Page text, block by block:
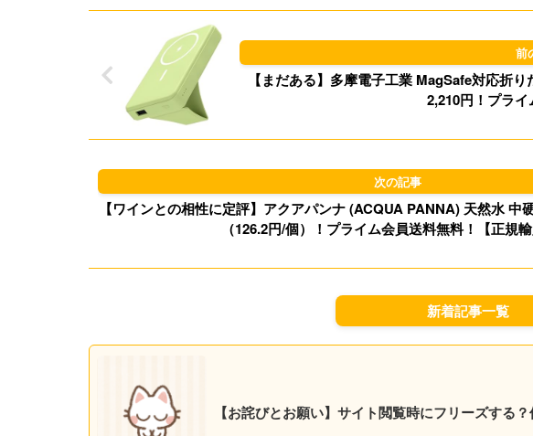
【まだある】多摩電子工業 MagSafe対応折
2,210円！プライ
【ワインとの相性に定評】アクアパンナ (ACQUA PANNA) 天然水 中
（126.2円/個）！プライム会員送料無料！【正規輸
新着記事一覧
【お詫びとお願い】サイト閲覧時にフリーズする